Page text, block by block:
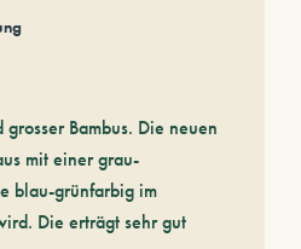
Bambus. Die neuen
mit einer grau-
blau-grünfarbig im
Die erträgt sehr gut